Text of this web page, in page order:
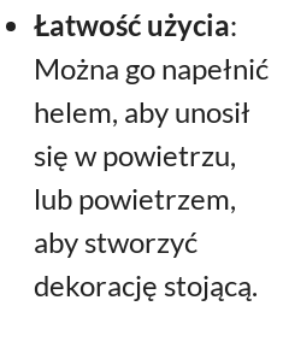
Łatwość użycia:
Można go napełnić
helem, aby unosił
się w powietrzu,
lub powietrzem,
aby stworzyć
dekorację stojącą.